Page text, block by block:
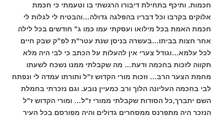
חכמות. ותיכף בתחילת דיבורו הרגשתי בו וטעמתי כי חכמת
אלוקים בקרבו וכל דבריו בהפלגה גדולה…והבטיח לי לגלות לי
חכמת האמת בכל מילואו ועסקתי עמו כמו ג" חודשים בכל לילה
אחר חצות בביתו…בעשרה בניסן שנת עטר"ת לפ"ק שבק חיים
לכל עלמא…וגודל צערי אין להעלות על הכתב כי לבי היה מלא
תקווה לזכות בחכמה ודעת… מה שקבלתי ממנו נשכח לשעתו
מחמת הצער הרב… וזכות מורי הקדוש ז"ל ותורתו עמדה לי ונפתח
לבי בחכמה העליונה הלוך ורב כמעיין נובע. וגם נזכרתי בחמלת
השם יתברך,כל הסודות שקבלתי ממורי ז"ל… ומורי הקדוש ז"ל
הנזכר היה מתפרנס ממסחרים גדולים והיה מפורסם בכל העיר